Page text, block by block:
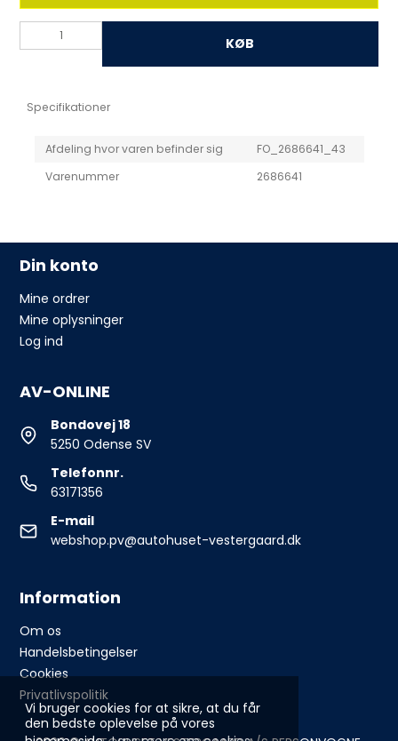
Vi bruger cookies for at sikre, at du får
den bedste oplevelse på vores
KØB
Specifikationer
Afdeling hvor varen befinder sig
FO_2686641_43
Varenummer
2686641
Din konto
Mine ordrer
Mine oplysninger
Log ind
AV-ONLINE
Bondovej 18
5250 Odense SV
Telefonnr.
63171356
E-mail
webshop.pv@autohuset-vestergaard.dk
Information
Om os
Handelsbetingelser
Cookies
Privatlivspolitik